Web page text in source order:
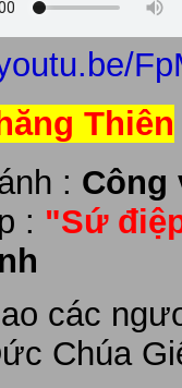
Thiên
: Công
: "Sứ
các
Chúa